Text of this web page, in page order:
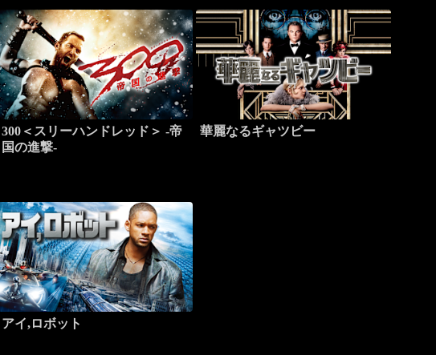
300＜スリーハンドレッド＞ -帝
国の進撃-
華麗なるギャツビー
アイ,ロボット